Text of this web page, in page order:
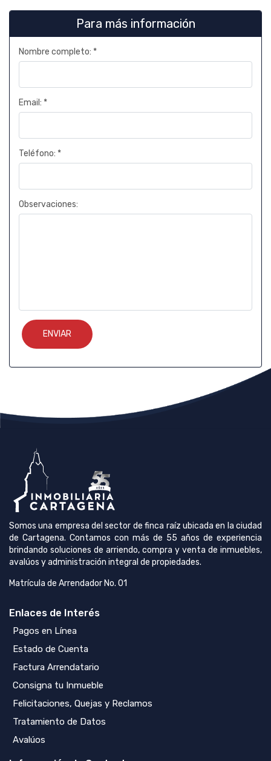
Para más información
Nombre completo: *
Email: *
Teléfono: *
Observaciones:
Somos una empresa del sector de finca raíz ubicada en la ciudad
de Cartagena. Contamos con más de 55 años de experiencia
brindando soluciones de arriendo, compra y venta de inmuebles,
avalúos y administración integral de propiedades.
Matrícula de Arrendador No. 01
Enlaces de Interés
Pagos en Línea
Estado de Cuenta
Factura Arrendatario
Consigna tu Inmueble
Felicitaciones, Quejas y Reclamos
Tratamiento de Datos
Avalúos